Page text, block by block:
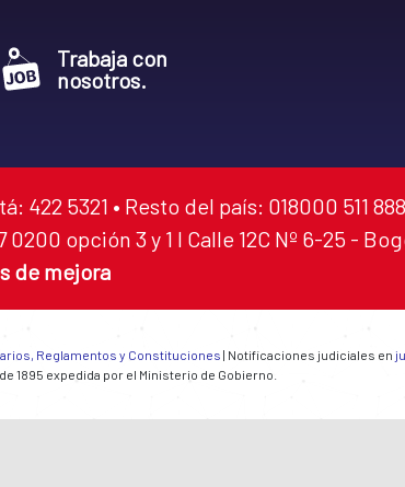
Trabaja con
nosotros.
422 5321 • Resto del país: 018000 511 888
opción 3 y 1 I Calle 12C Nº 6-25 -
de mejora
Reglamentos y Constituciones | Notificaciones judiciales en
1895 expedida por el Ministerio de Gobierno.